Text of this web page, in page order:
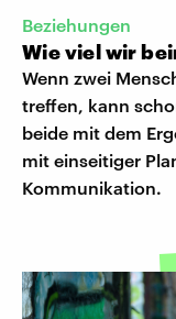
Beziehungen
Wie viel wir
Wenn zwei
treffen, kann
beide mit dem
mit einseitiger
Kommunikation.